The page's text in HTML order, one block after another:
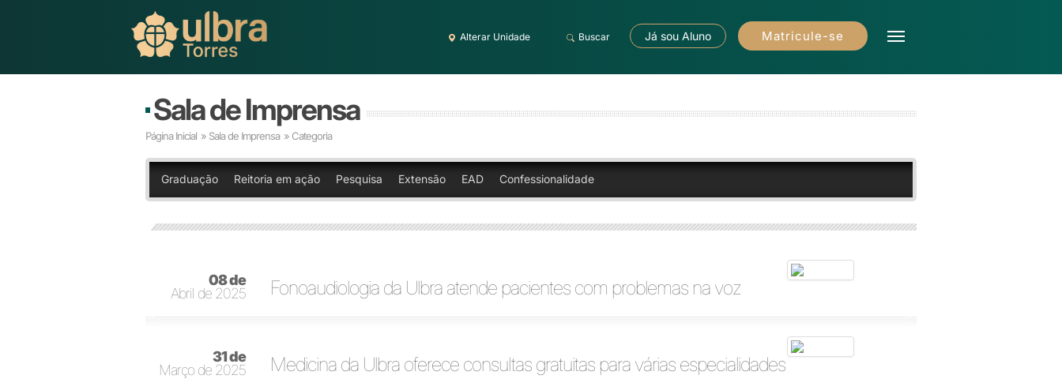
Alterar Unidade Buscar Já sou Aluno Matricule-se
Sala de Imprensa
Página Inicial » Sala de Imprensa » Categoria
Graduação Reitoria em ação Pesquisa Extensão EAD Confessionalidade
08 de
Abril de 2025
Fonoaudiologia da Ulbra atende pacientes com problemas na voz
31 de
Março de 2025
Medicina da Ulbra oferece consultas gratuitas para várias especialidades